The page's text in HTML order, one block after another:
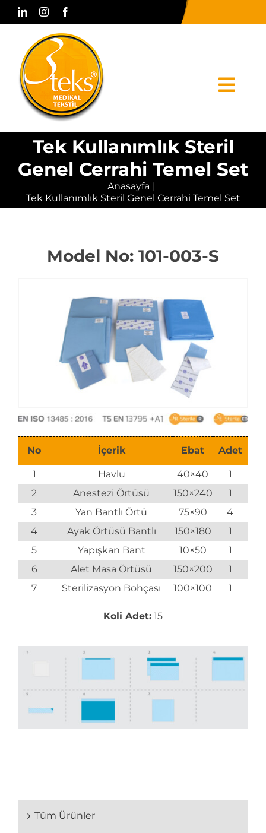
Skip
Anasayfa
Kurumsal
Ürünler
Bize Ulaşın
Tek Kullanımlık Steril
Genel Cerrahi Temel Set
Anasayfa
Tek Kullanımlık Steril Genel Cerrahi Temel Set
Model No: 101-003-S
No İçerik Ebat Adet
1 Havlu 40×40
1
2
Anestezi Örtüsü 150×240
1
3
Yan Bantlı Örtü 75×90
4
4
Ayak Örtüsü Bantlı 150×180
1
5
Yapışkan Bant 10×50
1
6
Alet Masa Örtüsü 150×200
1
7
Sterilizasyon Bohçası 100×100 1
Koli Adet: 15
Tüm Ürünler